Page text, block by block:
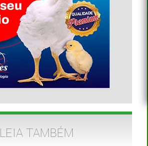
LEIA TAMBÉM